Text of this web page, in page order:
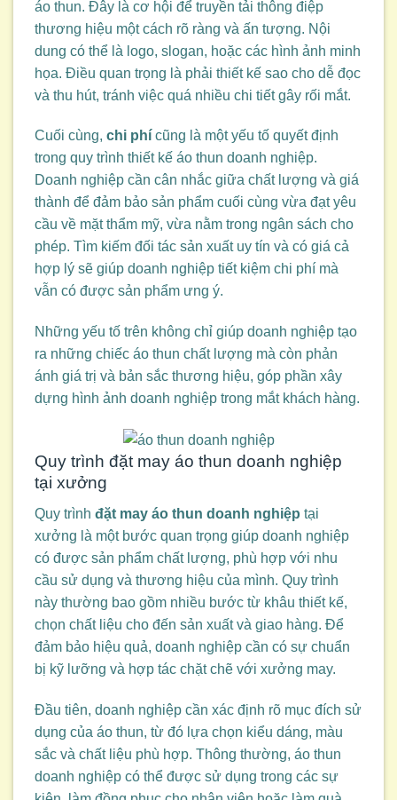
áo thun. Đây là cơ hội để truyền tải thông điệp
thương hiệu một cách rõ ràng và ấn tượng. Nội
dung có thể là logo, slogan, hoặc các hình ảnh minh
họa. Điều quan trọng là phải thiết kế sao cho dễ đọc
và thu hút, tránh việc quá nhiều chi tiết gây rối mắt.
Cuối cùng, chi phí cũng là một yếu tố quyết định
trong quy trình thiết kế áo thun doanh nghiệp.
Doanh nghiệp cần cân nhắc giữa chất lượng và giá
thành để đảm bảo sản phẩm cuối cùng vừa đạt yêu
cầu về mặt thẩm mỹ, vừa nằm trong ngân sách cho
phép. Tìm kiếm đối tác sản xuất uy tín và có giá cả
hợp lý sẽ giúp doanh nghiệp tiết kiệm chi phí mà
vẫn có được sản phẩm ưng ý.
Những yếu tố trên không chỉ giúp doanh nghiệp tạo
ra những chiếc áo thun chất lượng mà còn phản
ánh giá trị và bản sắc thương hiệu, góp phần xây
dựng hình ảnh doanh nghiệp trong mắt khách hàng.
Quy trình đặt may áo thun doanh nghiệp
tại xưởng
Quy trình đặt may áo thun doanh nghiệp tại
xưởng là một bước quan trọng giúp doanh nghiệp
có được sản phẩm chất lượng, phù hợp với nhu
cầu sử dụng và thương hiệu của mình. Quy trình
này thường bao gồm nhiều bước từ khâu thiết kế,
chọn chất liệu cho đến sản xuất và giao hàng. Để
đảm bảo hiệu quả, doanh nghiệp cần có sự chuẩn
bị kỹ lưỡng và hợp tác chặt chẽ với xưởng may.
Đầu tiên, doanh nghiệp cần xác định rõ mục đích sử
dụng của áo thun, từ đó lựa chọn kiểu dáng, màu
sắc và chất liệu phù hợp. Thông thường, áo thun
doanh nghiệp có thể được sử dụng trong các sự